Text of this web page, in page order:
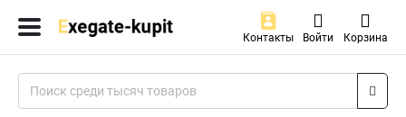
Контакты Войти Корзина